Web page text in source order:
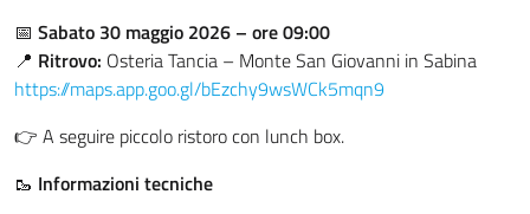
📅 Sabato 30 maggio 2026 – ore 09:00
📍 Ritrovo: Osteria Tancia – Monte San Giovanni in Sabina
https://maps.app.goo.gl/bEzchy9wsWCk5mqn9
👉 A seguire piccolo ristoro con lunch box.
🥾 Informazioni tecniche